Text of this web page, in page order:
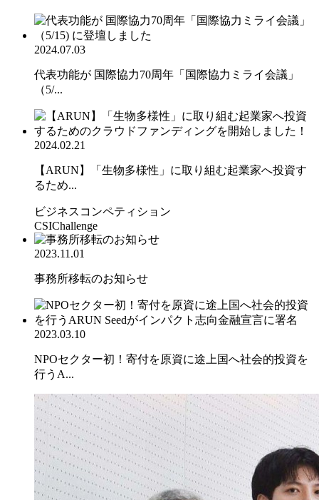
2024.07.03
代表功能が 国際協力70周年「国際協力ミライ会議」
（5/...
2024.02.21
【ARUN】「生物多様性」に取り組む起業家へ投資す
るため...
ビジネスコンペティション
CSIChallenge
2023.11.01
事務所移転のお知らせ
2023.03.10
NPOセクター初！寄付を原資に途上国へ社会的投資を
行うA...